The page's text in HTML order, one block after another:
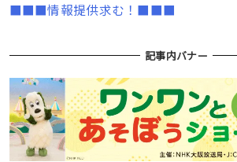
■■■情報提供求む！■■■
記事内バナー